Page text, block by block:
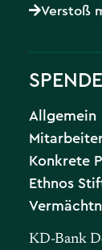
Allgemein
Konkrete
Ethnos
KD-Bank
Verstoß